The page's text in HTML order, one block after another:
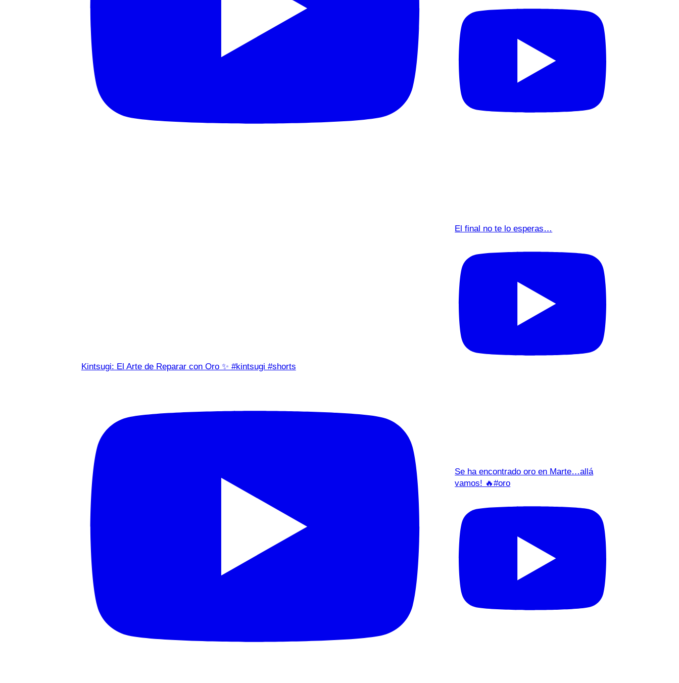
Kintsugi: El Arte de Reparar con Oro ✨ #kintsugi #shorts
El final no te lo esperas…
Se ha encontrado oro en Marte…allá
vamos! 🔥#oro